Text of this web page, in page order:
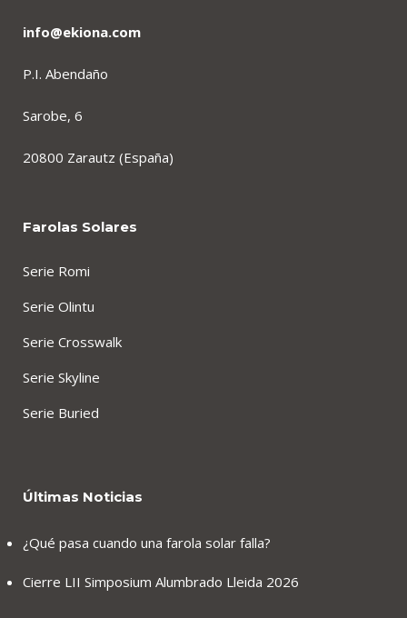
info@ekiona.com
P.I. Abendaño
Sarobe, 6
20800 Zarautz (España)
Farolas Solares
Serie Romi
Serie Olintu
Serie Crosswalk
Serie Skyline
Serie Buried
Últimas Noticias
¿Qué pasa cuando una farola solar falla?
Cierre LII Simposium Alumbrado Lleida 2026